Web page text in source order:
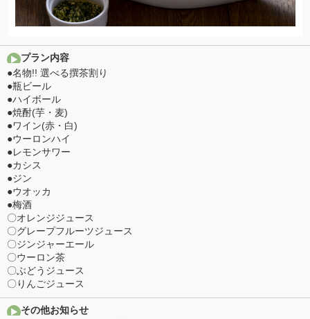
プラン内容
●名物!! 選べる撰茶割り
●瓶ビール
●ハイボール
●焼酎(芋・麦)
●ワイン(赤・白)
●ウーロンハイ
●レモンサワー
●カシス
●ジン
●ウオッカ
●梅酒
〇オレンジジュース
〇グレープフルーツジュース
〇ジンジャーエール
〇ウーロン茶
〇ぶどうジュース
〇りんごジュース
その他お知らせ